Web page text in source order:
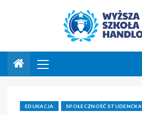
EDUKACJA SPOŁECZNOŚĆ STUDENCKA